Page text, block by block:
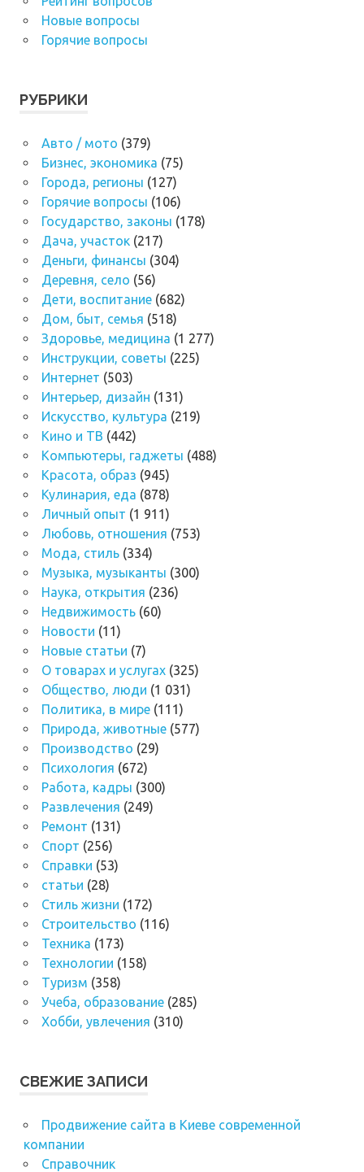
Новые вопросы
Горячие вопросы
РУБРИКИ
Авто / мото (379)
Бизнес, экономика (75)
Города, регионы (127)
Горячие вопросы (106)
Государство, законы (178)
Дача, участок(217)
Деньги, финансы (304)
Деревня, село (56)
Дети, воспитание(682)
Дом, быт, семья (518)
Здоровье, медицина (1 277)
Инструкции, советы (225)
Интернет (503)
Интерьер, дизайн (131)
Искусство, культура (219)
Кино и ТВ (442)
Компьютеры, гаджеты (488)
Красота, образ (945)
Кулинария, еда (878)
Личный опыт (1 911)
Любовь, отношения (753)
Мода, стиль(334)
Музыка, музыканты (300)
Наука, открытия (236)
Недвижимость(60)
Новости (11)
Новые статьи (7)
О товарах и услугах(325)
Общество, люди (1 031)
Политика, в мире(111)
Природа, животные(577)
Производство (29)
Психология (672)
Работа, кадры (300)
Развлечения (249)
Ремонт (131)
Спорт (256)
Справки (53)
статьи (28)
Стиль жизни (172)
Строительство (116)
Техника (173)
Технологии (158)
Туризм (358)
Учеба, образование(285)
Хобби, увлечения (310)
СВЕЖИЕ ЗАПИСИ
Продвижение сайта в Киеве современной
компании
Справочник